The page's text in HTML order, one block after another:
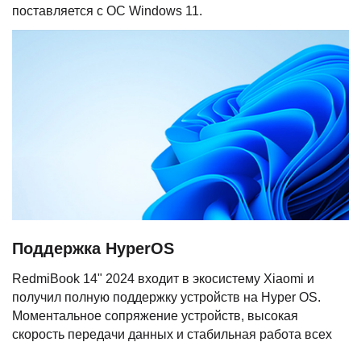
поставляется с ОС Windows 11.
Поддержка HyperOS
RedmiBook 14" 2024 входит в экосистему Xiaomi и
получил полную поддержку устройств на Hyper OS.
Моментальное сопряжение устройств, высокая
скорость передачи данных и стабильная работа всех